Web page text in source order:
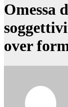
Omessa
over